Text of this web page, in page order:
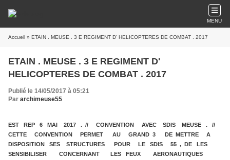
MENU
Accueil » ETAIN . MEUSE . 3 E REGIMENT D' HELICOPTERES DE COMBAT . 2017
ETAIN . MEUSE . 3 E REGIMENT D'
HELICOPTERES DE COMBAT . 2017
Publié le 14/05/2017 à 05:21
Par archimeuse55
EST REP 6 MAI 2017 . // CONVENTION AVEC SDIS MEUSE . //
CETTE CONVENTION PERMET AU GRAND 3 DE METTRE A
DISPOSITION SES STRUCTURES POUR LE SDIS 55 , DE LES
SENSIBILISER CONCERNANT LES FEUX AERONAUTIQUES